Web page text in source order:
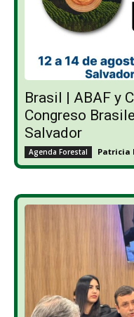
Brasil | ABAF y
Congreso
Salvador
Agenda Forestal Patricia